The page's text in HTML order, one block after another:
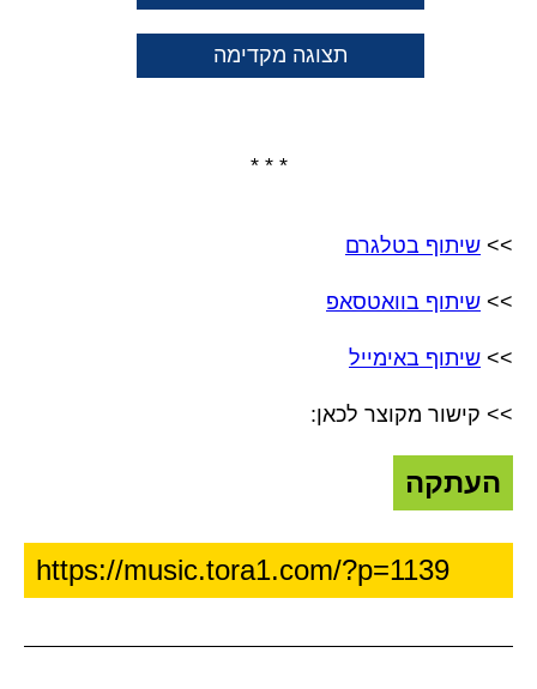
תצוגה מקדימה
* * *
>> שיתוף בטלגרם
>> שיתוף בוואטסאפ
>> שיתוף באימייל
>> קישור מקוצר לכאן:
העתקה